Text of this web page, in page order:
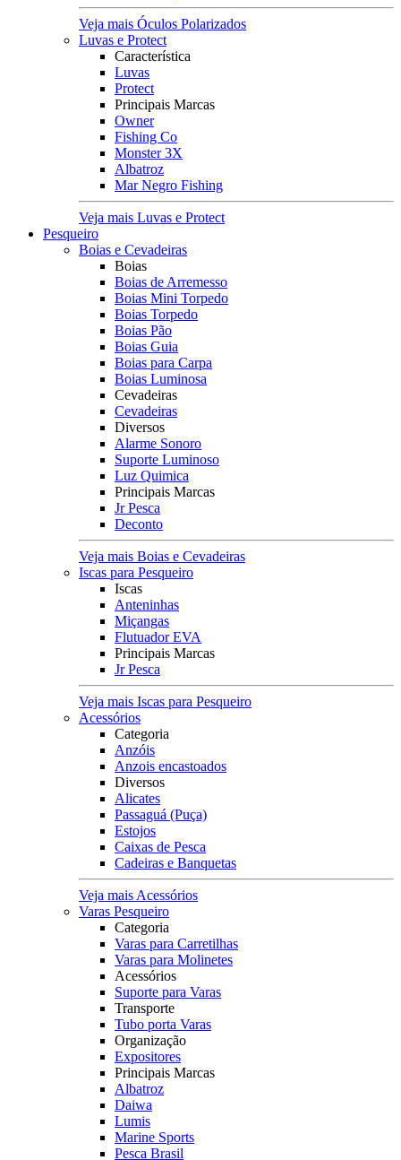
Veja mais Óculos Polarizados
Luvas e Protect
Característica
Luvas
Protect
Principais Marcas
Owner
Fishing Co
Monster 3X
Albatroz
Mar Negro Fishing
Veja mais Luvas e Protect
Pesqueiro
Boias e Cevadeiras
Boias
Boias de Arremesso
Boias Mini Torpedo
Boias Torpedo
Boias Pão
Boias Guia
Boias para Carpa
Boias Luminosa
Cevadeiras
Cevadeiras
Diversos
Alarme Sonoro
Suporte Luminoso
Luz Quimica
Principais Marcas
Jr Pesca
Deconto
Veja mais Boias e Cevadeiras
Iscas para Pesqueiro
Iscas
Anteninhas
Miçangas
Flutuador EVA
Principais Marcas
Jr Pesca
Veja mais Iscas para Pesqueiro
Acessórios
Categoria
Anzóis
Anzois encastoados
Diversos
Alicates
Passaguá (Puça)
Estojos
Caixas de Pesca
Cadeiras e Banquetas
Veja mais Acessórios
Varas Pesqueiro
Categoria
Varas para Carretilhas
Varas para Molinetes
Acessórios
Suporte para Varas
Transporte
Tubo porta Varas
Organização
Expositores
Principais Marcas
Albatroz
Daiwa
Lumis
Marine Sports
Pesca Brasil